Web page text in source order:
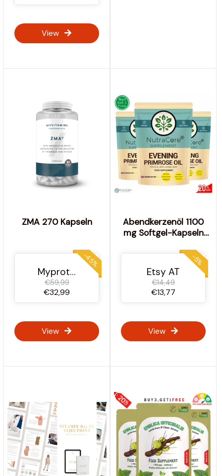
View
ZMA 270 Kapseln
Myprotein Österreich
€59,99
€32,99
-45%
View
Abendkerzenöl 1100
mg Softgel-Kapseln
Ergänzung-NutraCore
Etsy AT
€14,49
€13,77
-5%
View